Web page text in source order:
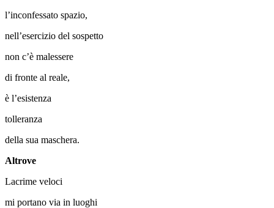
l’inconfessato spazio,
nell’esercizio del sospetto
non c’è malessere
di fronte al reale,
è l’esistenza
tolleranza
della sua maschera.
Altrove
Lacrime veloci
mi portano via in luoghi